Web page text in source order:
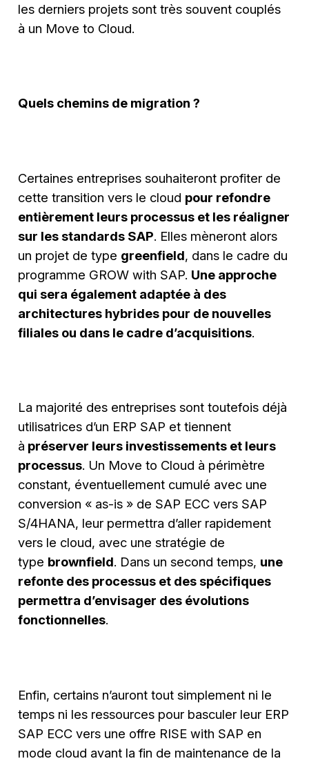
les derniers projets sont très souvent couplés
à un Move to Cloud.
Quels chemins de migration ?
Certaines entreprises souhaiteront profiter de
cette transition vers le cloud pour refondre
entièrement leurs processus et les réaligner
sur les standards SAP. Elles mèneront alors
un projet de type greenfield, dans le cadre du
programme GROW with SAP. Une approche
qui sera également adaptée à des
architectures hybrides pour de nouvelles
filiales ou dans le cadre d’acquisitions.
La majorité des entreprises sont toutefois déjà
utilisatrices d’un ERP SAP et tiennent
à préserver leurs investissements et leurs
processus. Un Move to Cloud à périmètre
constant, éventuellement cumulé avec une
conversion « as-is » de SAP ECC vers SAP
S/4HANA, leur permettra d’aller rapidement
vers le cloud, avec une stratégie de
type brownfield. Dans un second temps, une
refonte des processus et des spécifiques
permettra d’envisager des évolutions
fonctionnelles.
Enfin, certains n’auront tout simplement ni le
temps ni les ressources pour basculer leur ERP
SAP ECC vers une offre RISE with SAP en
mode cloud avant la fin de maintenance de la